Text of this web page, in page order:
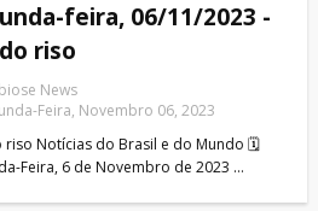
feira, 06/11/2023 -
riso
News
Feira, Novembro 06, 2023
riso Notícias do Brasil e do Mundo 🗓
Feira, 6 de Novembro de 2023 …